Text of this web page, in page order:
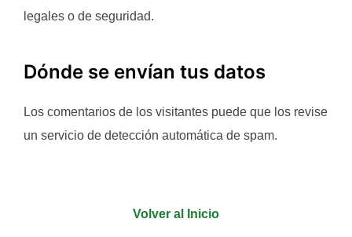
legales o de seguridad.
Dónde se envían tus datos
Los comentarios de los visitantes puede que los revise
un servicio de detección automática de spam.
Volver al Inicio